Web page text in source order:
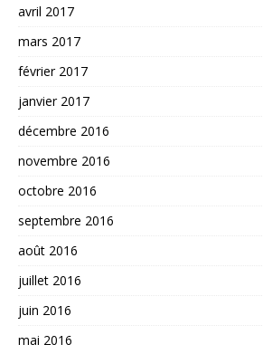
avril 2017
mars 2017
février 2017
janvier 2017
décembre 2016
novembre 2016
octobre 2016
septembre 2016
août 2016
juillet 2016
juin 2016
mai 2016